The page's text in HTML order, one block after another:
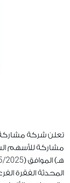
تعلن شركة
مشاركة للأسهم
هـ) الموافق (2025
المحدثة الفقرة